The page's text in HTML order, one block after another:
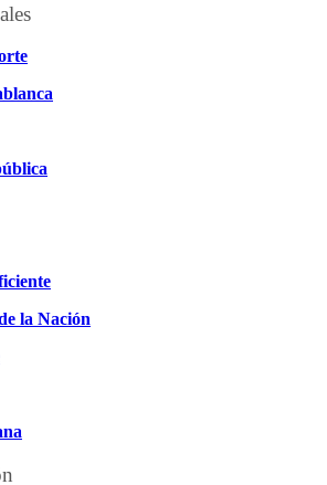
la Nación